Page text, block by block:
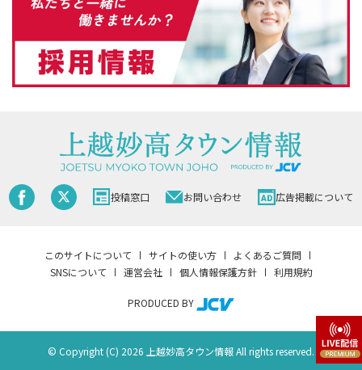
投稿窓口 お問い合わせ 広告掲載について
このサイトについて サイトの使い方
よくあるご質問
SNSについて
運営会社 個人情報保護方針 利用規約
PRODUCED BY
© Copyright (C) 2026 上越妙高タウン情報 All rights reserved.